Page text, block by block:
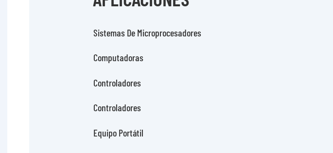
Sistemas De Microprocesadores
Computadoras
Controladores
Controladores
Equipo Portátil